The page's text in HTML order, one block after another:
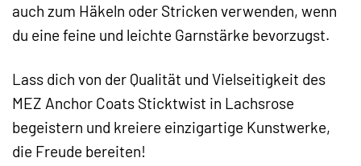
auch zum Häkeln oder Stricken verwenden, wenn
du eine feine und leichte Garnstärke bevorzugst.
Lass dich von der Qualität und Vielseitigkeit des
MEZ Anchor Coats Sticktwist in Lachsrose
begeistern und kreiere einzigartige Kunstwerke,
die Freude bereiten!